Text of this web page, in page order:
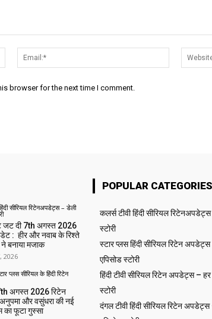
Name:*
Email:*
browser for the next time I comment.
सीरियल रिटेनअपडेट्स – डेली
जट दी 7th अगस्त 2026
: हीर और नवाब के रिश्ते
बनाया मजाक
2026
प्लस सीरियल के हिंदी रिटेन
अगस्त 2026 रिटेन
और वसुंधरा की नई
का फूटा गुस्सा
POPULAR CATEGORIES
कलर्स टीवी हिंदी सीरियल
स्टोरी
स्टार प्लस हिंदी सीरियल रिटेन
एपिसोड स्टोरी
हिंदी टीवी सीरियल रिटेन अपडेट्स – हर
स्टोरी
दंगल टीवी हिंदी सीरियल रिटेन